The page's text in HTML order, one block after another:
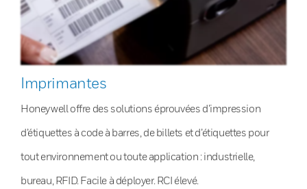
Imprimantes
Honeywell offre des solutions éprouvées d’impression
d’étiquettes à code à barres, de billets et d’étiquettes pour
tout environnement ou toute application : industrielle,
bureau, RFID. Facile à déployer. RCI élevé.